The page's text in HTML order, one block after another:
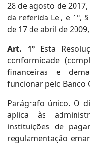
28 de agosto de
da referida Lei, e 1º,
de 17 de abril de
Art. 1º Esta
conformidade
financeiras e
funcionar pelo Banco
Parágrafo único. O
aplica às
instituições de
regulamentação